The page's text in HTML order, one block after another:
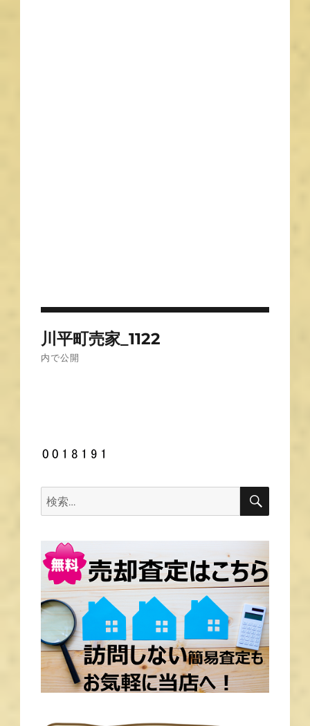
稿
シ
ン
川平町売家_1122
内で公開